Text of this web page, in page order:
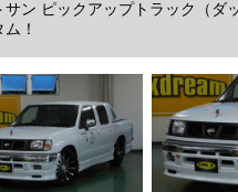
サン ピックアップトラック（ダ
！